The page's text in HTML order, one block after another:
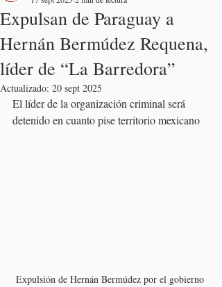
Expulsan de Paraguay a
Hernán Bermúdez Requena,
líder de “La Barredora”
Actualizado: 20 sept 2025
El líder de la organización criminal será
detenido en cuanto pise territorio mexicano
Expulsión de Hernán Bermúdez por el gobierno